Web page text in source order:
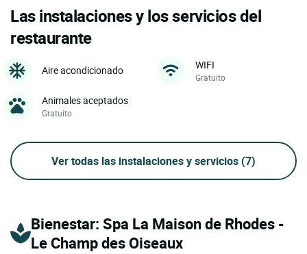
Las instalaciones y los servicios del
restaurante
Aire acondicionado WIFI
Gratuito
Animales aceptados
Gratuito
Ver todas las instalaciones y servicios (7)
Bienestar: Spa La Maison de Rhodes -
Le Champ des Oiseaux